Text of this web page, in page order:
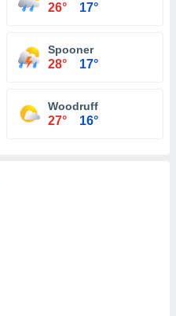
26° 17°
Spooner
28° 17°
Woodruff
27° 16°